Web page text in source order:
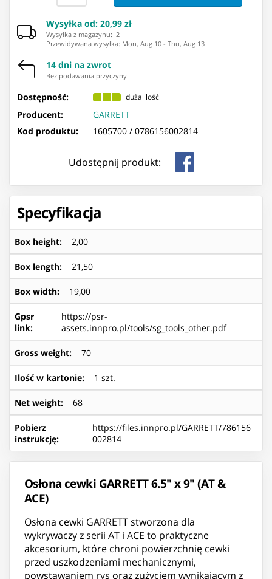
Wysyłka od: 20,99 zł
Wysyłka z magazynu: ⁨I2⁩
Przewidywana wysyłka: Mon, Aug 10 - Thu, Aug 13
14 dni na zwrot
Bez podawania przyczyny
Dostępność: duża ilość
Producent:
GARRETT
Kod produktu:
1605700 / 0786156002814
Udostępnij produkt:
Specyfikacja
Box height: 2,00
Box length: 21,50
Box width: 19,00
Gpsr
link:
https://psr-
assets.innpro.pl/tools/sg_tools_other.pdf
Gross weight: 70
Ilość w kartonie: 1 szt.
Net weight: 68
Pobierz
instrukcję:
https://files.innpro.pl/GARRETT/786156
002814
Osłona cewki GARRETT 6.5" x 9" (AT &
ACE)
Osłona cewki GARRETT stworzona dla
wykrywaczy z serii AT i ACE to praktyczne
akcesorium, które chroni powierzchnię cewki
przed uszkodzeniami mechanicznymi,
powstawaniem rys oraz zużyciem wynikającym z